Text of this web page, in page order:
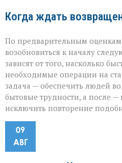
Когда ждать
По предварительным
возобновиться к началу
зависят от того, насколько
необходимые операции на
задача — обеспечить людей
бытовые трудности, а после —
исключить повторение
09
АВГ